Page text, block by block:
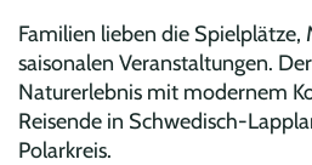
Familien lieben die Spielplätze,
saisonalen Veranstaltungen.
Naturerlebnis mit modernem
Reisende in Schwedisch-
Polarkreis.